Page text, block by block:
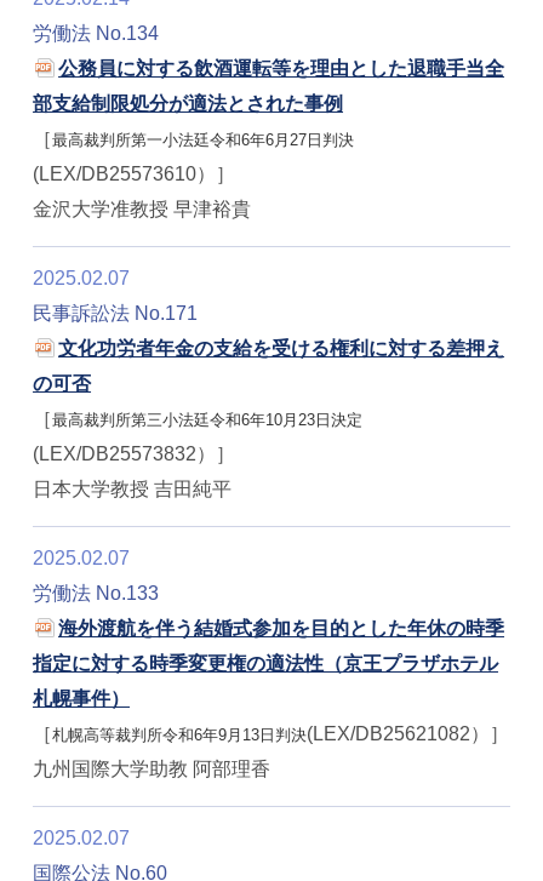
労働法 No.134
公務員に対する飲酒運転等を理由とした退職手当全
部支給制限処分が適法とされた事例
［最高裁判所第一小法廷令和6年6月27日判決
(LEX/DB25573610）］
金沢大学准教授 早津裕貴
2025.02.07
民事訴訟法 No.171
文化功労者年金の支給を受ける権利に対する差押え
の可否
［最高裁判所第三小法廷令和6年10月23日決定
(LEX/DB25573832）］
日本大学教授 吉田純平
2025.02.07
労働法 No.133
海外渡航を伴う結婚式参加を目的とした年休の時季
指定に対する時季変更権の適法性（京王プラザホテル
札幌事件）
［札幌高等裁判所令和6年9月13日判決(LEX/DB25621082）］
九州国際大学助教 阿部理香
2025.02.07
国際公法 No.60